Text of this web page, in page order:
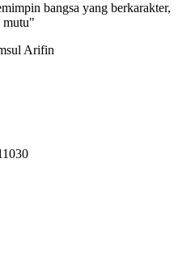
bangsa yang berkarakter,
mutu"
Arifin